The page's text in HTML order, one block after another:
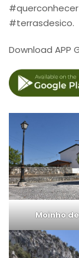
#terrasdesico.
Download APP
Moinho